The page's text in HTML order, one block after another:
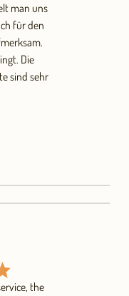
man uns
für den
Die
sind sehr
the